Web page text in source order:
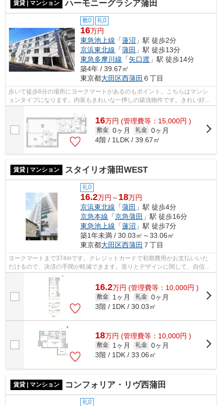
賃貸 | マンション ハーモニーグラシア蒲田
敷0 礼0
16万円
東急池上線 「蓮沼 」駅 徒歩2分
京浜東北線 「蒲田 」駅 徒歩13分
東急多摩川線 「矢口渡 」駅 徒歩14分
築4年 / 39.67㎡
東京都大田区西蒲田 ６丁目
歩いて徒歩6分の場所にヨークマートがあるのもポイント。こちらはマンシ
ョンタイプになります。内装もきれいな一押しの築浅物件です。きれい好き
16万円 (管理費等：15,000円 )
敷金 0ヶ月 礼金 0ヶ月
4階 / 1LDK / 39.67㎡
賃貸 | マンション スタイリオ蒲田WEST
礼0
16.2万円～ 18万円
京浜東北線 「蒲田 」駅 徒歩4分
京急本線 「京急蒲田 」駅 徒歩16分
東急池上線 「蓮沼 」駅 徒歩7分
築1年未満 / 30.03㎡～33.06㎡
東京都大田区西蒲田 ７丁目
ヨークマートまで374mです。クレジットカードで初期費用がお支払いいた
だけるので、決済の手間が軽減できます。造りとデザインに関して、自信を
もって情報を提供できるマンションです...
16.2万円 (管理費等：10,000円 )
敷金 1ヶ月 礼金 0ヶ月
3階 / 1DK / 30.03㎡
18万円 (管理費等：10,000円 )
敷金 1ヶ月 礼金 0ヶ月
3階 / 1DK / 33.06㎡
賃貸 | マンション コンフォリア・リヴ西蒲田
礼0